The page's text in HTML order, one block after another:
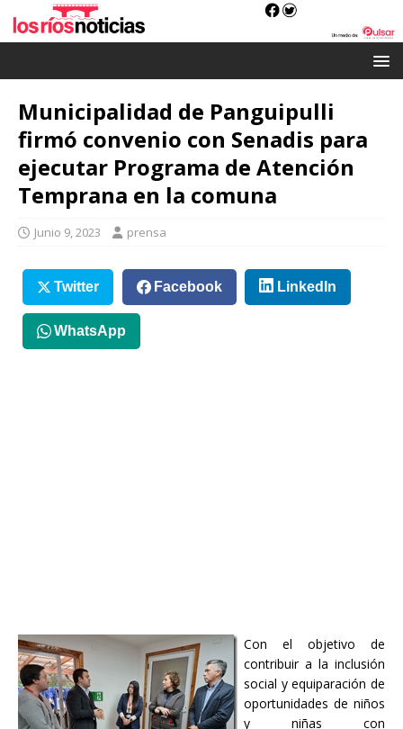
Municipalidad de Panguipulli
firmó convenio con Senadis para
ejecutar Programa de Atención
Temprana en la comuna
Junio 9, 2023 prensa
Twitter Facebook LinkedIn
WhatsApp
Con el objetivo de
contribuir a la inclusión
social y equiparación de
oportunidades de niños
y niñas con